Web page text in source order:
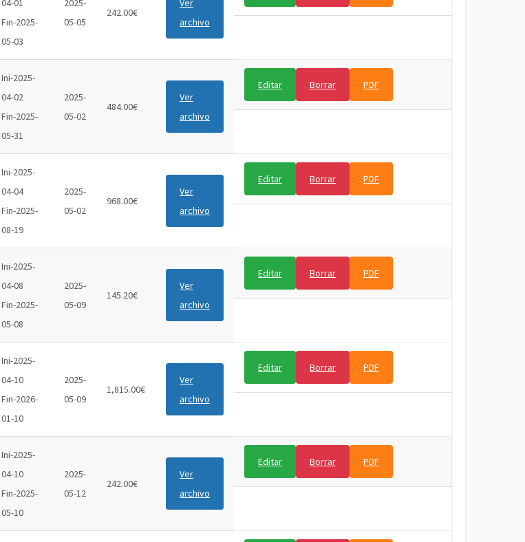
04-01
Fin-2025-
05-03
2025-
05-05
242.00€
Ver
archivo
Ini-2025-
04-02
Fin-2025-
05-31
2025-
05-02
484.00€
Ver
archivo
Editar Borrar PDF
Ini-2025-
04-04
Fin-2025-
08-19
2025-
05-02
968.00€
Ver
archivo
Editar Borrar PDF
Ini-2025-
04-08
Fin-2025-
05-08
2025-
05-09
145.20€
Ver
archivo
Editar Borrar PDF
Ini-2025-
04-10
Fin-2026-
01-10
2025-
05-09
1,815.00€
Ver
archivo
Editar Borrar PDF
Ini-2025-
04-10
Fin-2025-
05-10
2025-
05-12
242.00€
Ver
archivo
Editar Borrar PDF